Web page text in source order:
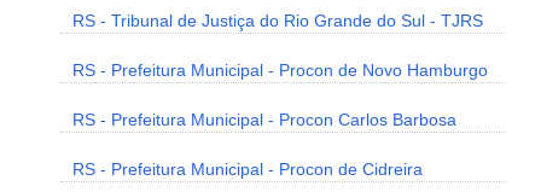
RS - Tribunal de Justiça do Rio Grande do Sul - TJRS
RS - Prefeitura Municipal - Procon de Novo Hamburgo
RS - Prefeitura Municipal - Procon Carlos Barbosa
RS - Prefeitura Municipal - Procon de Cidreira